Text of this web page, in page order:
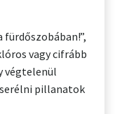
vagy cifrább
végtelenül
pillanatok